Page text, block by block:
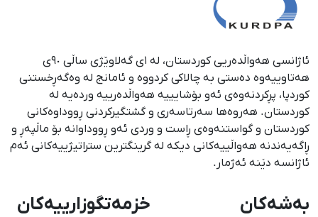
ئاژانسی هەواڵدەریی کوردستان، لە ١ی گەلاوێژی ساڵی ٩٠ی
هەتاوییەوە دەستی بە چالاکی کردووە و ئامانج لە وەگەڕخستنی
كوردپا، پڕكردنەوەی ئەو بۆشایییە هەواڵدەرییە وردەیە لە
كوردستان. هەروەها سەرتاسەری و گشتگیركردنی ڕووداوەكانی
كوردستان و گواستنەوەی ڕاست و وردی ئەو ڕووداوانە بۆ ماڵپەڕ و
ڕاگەیەندنە هەواڵییەكانی دیكە لە گرینگترین ستراتیژییەكانی ئەم
ئاژانسە دێنە ئەژمار.
بەشەکان خزمەتگوزارییەکان